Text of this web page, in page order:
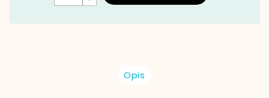
Opis